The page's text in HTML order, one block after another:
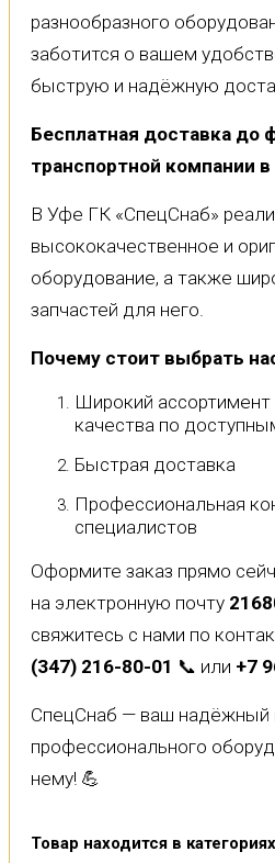
разнообразного
заботится о вашем
быструю и надёжную
Бесплатная доставка до
транспортной компании
В Уфе ГК «СпецСнаб»
высококачественное и
оборудование, а также
запчастей для него.
Почему стоит выбрать
Широкий
качества по
Быстрая доставка
Профессиональная
специалистов
Оформите заказ прямо
на электронную почту
свяжитесь с нами по
(347) 216-80-01 📞 или +7
СпецСнаб — ваш надёжный
профессионального
нему! 💪
Товар находится в категориях